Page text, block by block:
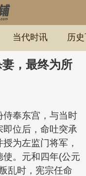
当代时讯 历
，最终为所
侍奉东宫，与当时
位后，命吐突承
为左监门将军，
。元和四年(公元
乱时，宪宗任命